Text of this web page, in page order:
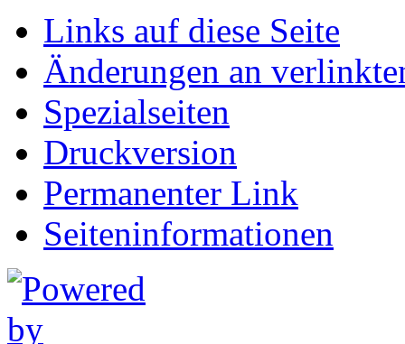
Links auf diese Seite
Änderungen an
Spezialseiten
Druckversion
Permanenter Link
Seiten­informationen